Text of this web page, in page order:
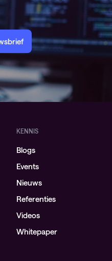
KENNIS
Blogs
Events
Nieuws
Referenties
Videos
Whitepaper